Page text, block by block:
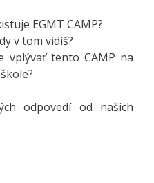
EGMT CAMP?
v tom vidíš?
vplývať tento CAMP na
odpovedí od našich